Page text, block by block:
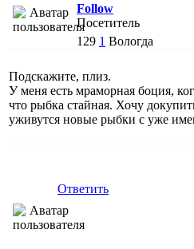
Follow
Посетитель
129 1 Вологда
Подскажите, плиз.
У меня есть мраморная боция,
что рыбка стайная. Хочу
уживутся новые рыбки с уже
Ответить